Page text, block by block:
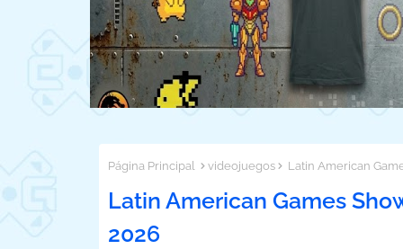
Página Principal videojuegos Latin American
Latin American Games
2026